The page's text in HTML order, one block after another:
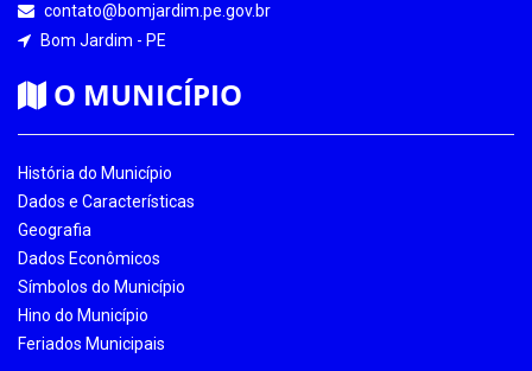
contato@bomjardim.pe.gov.br
Bom Jardim - PE
O MUNICÍPIO
História do Município
Dados e Características
Geografia
Dados Econômicos
Símbolos do Município
Hino do Município
Feriados Municipais